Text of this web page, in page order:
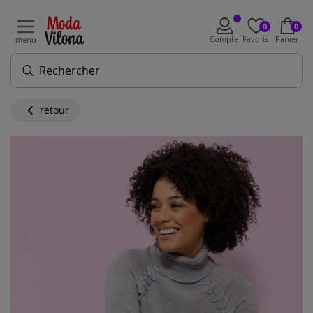
menu Compte
0
Favoris
0
Panier
retour